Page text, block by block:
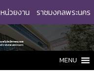
หน่วยงาน ราชมงคลพระนคร
MENU